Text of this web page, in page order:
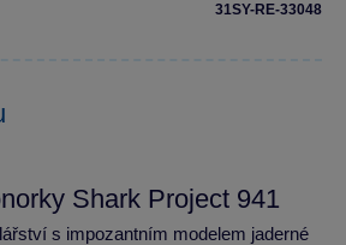
31SY-RE-33048
Shark Project 941
s impozantním modelem jaderné